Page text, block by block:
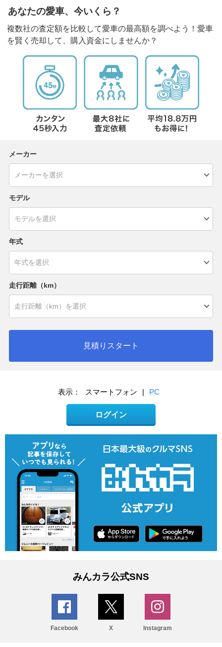
あなたの愛車、今いくら？
複数社の査定額を比較して愛車の最高額を調べよう！愛車
を賢く売却して、購入資金にしませんか？
メーカー
モデル
年式
走行距離（km）
見積りスタート
表示： スマートフォン | PC
ログイン
みんカラ公式SNS
Facebook X Instagram